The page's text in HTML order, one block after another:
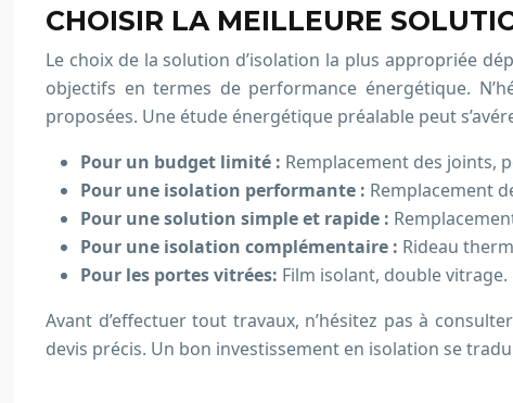
CHOISIR LA MEILLEURE
Le choix de la solution d’isolation la plus appropriée
objectifs en termes de performance énergétique.
proposées. Une étude énergétique préalable peut
Pour un budget limité : Remplacement des joints,
Pour une isolation performante : Remplacement
Pour une solution simple et rapide :
Pour une isolation complémentaire : Rideau
Pour les portes vitrées: Film isolant, double vitrage.
Avant d’effectuer tout travaux, n’hésitez pas à
devis précis. Un bon investissement en isolation se